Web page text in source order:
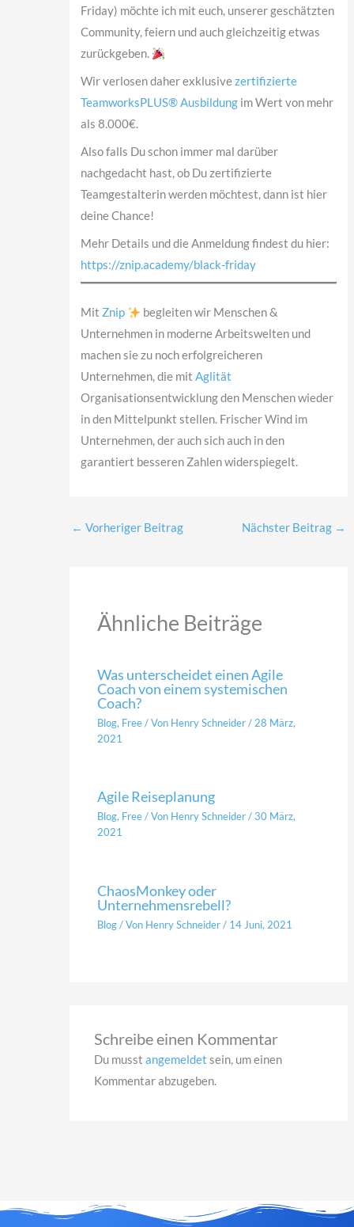
Friday) möchte ich mit euch, unserer geschätzten
Community, feiern und auch gleichzeitig etwas
zurückgeben.
Wir verlosen daher exklusivezertifizierte
TeamworksPLUS® Ausbildung im Wert von mehr
als 8.000€.
Also falls Du schon immer mal darüber
nachgedacht hast, ob Du zertifizierte
Teamgestalterin werden möchtest, dann ist hier
deine Chance!
Mehr Details und die Anmeldung findest du hier:
https://znip.academy/black-friday
Mit Znip
begleiten wir Menschen &
Unternehmen in moderne Arbeitswelten und
machen sie zu noch erfolgreicheren
Unternehmen, die mitAglität
Organisationsentwicklung den Menschen wieder
in den Mittelpunkt stellen. Frischer Wind im
Unternehmen, der auch sich auch in den
garantiert besseren Zahlen widerspiegelt.
← Vorheriger Beitrag Nächster Beitrag →
Ähnliche Beiträge
Was unterscheidet einen Agile
Coach von einem systemischen
Coach?
Blog, Free/ Von Henry Schneider/ 28 März,
2021
Agile Reiseplanung
Blog, Free/ Von Henry Schneider/30 März,
2021
ChaosMonkey oder
Unternehmensrebell?
Blog/ Von Henry Schneider/ 14 Juni, 2021
Schreibe einen Kommentar
Du musstangemeldet sein, um einen
Kommentar abzugeben.